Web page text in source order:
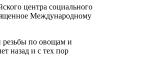
центра социального
Международному
резьбы по овощам и
назад и с тех пор